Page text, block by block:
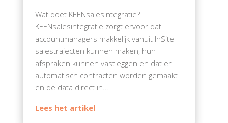
Wat doet KEENsalesintegratie?
KEENsalesintegratie zorgt ervoor dat
accountmanagers makkelijk vanuit InSite
salestrajecten kunnen maken, hun
afspraken kunnen vastleggen en dat er
automatisch contracten worden gemaakt
en de data direct in…